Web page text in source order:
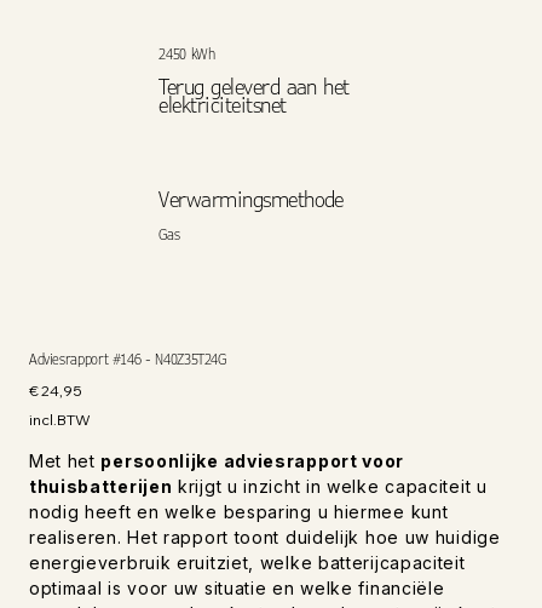
2450 kWh
Terug geleverd aan het
elektriciteitsnet
Gas
Verwarmingsmethode
Adviesrapport #146 - N40Z35T24G
Prijs
€ 24,95
incl.BTW
Met het persoonlijke adviesrapport voor
thuisbatterijen krijgt u inzicht in welke capaciteit u
nodig heeft en welke besparing u hiermee kunt
realiseren. Het rapport toont duidelijk hoe uw huidige
energieverbruik eruitziet, welke batterijcapaciteit
optimaal is voor uw situatie en welke financiële